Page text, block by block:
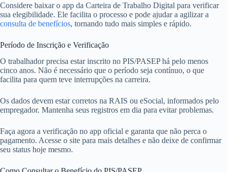
Considere baixar o app da Carteira de Trabalho Digital para verificar
sua elegibilidade. Ele facilita o processo e pode ajudar a agilizar a
consulta de benefícios, tornando tudo mais simples e rápido.
Período de Inscrição e Verificação
O trabalhador precisa estar inscrito no PIS/PASEP há pelo menos
cinco anos. Não é necessário que o período seja contínuo, o que
facilita para quem teve interrupções na carreira.
Os dados devem estar corretos na RAIS ou eSocial, informados pelo
empregador. Mantenha seus registros em dia para evitar problemas.
Faça agora a verificação no app oficial e garanta que não perca o
pagamento. Acesse o site para mais detalhes e não deixe de confirmar
seu status hoje mesmo.